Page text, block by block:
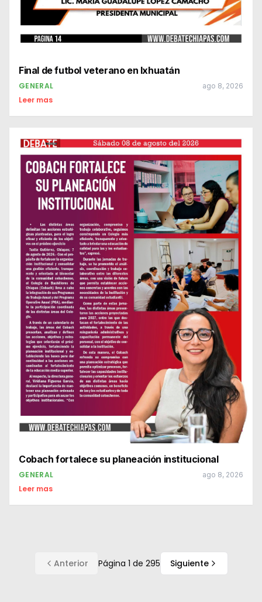
Final de futbol veterano en Ixhuatán
GENERAL ago 8, 2026
Leer mas
Cobach fortalece su planeación institucional
GENERAL ago 8, 2026
Leer mas
Anterior Página 1 de 295 Siguiente